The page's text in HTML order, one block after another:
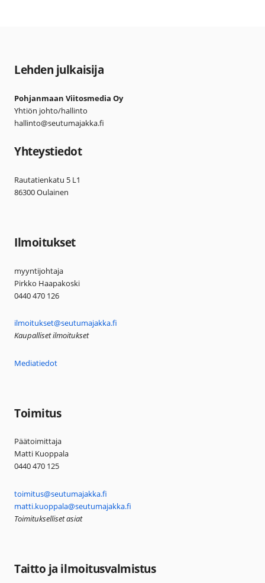
Lehden julkaisija
Pohjanmaan Viitosmedia Oy
Yhtiön johto/hallinto
hallinto@seutumajakka.fi
Yhteystiedot
Rautatienkatu 5 L1
86300 Oulainen
Ilmoitukset
myyntijohtaja
Pirkko Haapakoski
0440 470 126
ilmoitukset@seutumajakka.fi
Kaupalliset ilmoitukset
Mediatiedot
Toimitus
Päätoimittaja
Matti Kuoppala
0440 470 125
toimitus@seutumajakka.fi
matti.kuoppala@seutumajakka.fi
Toimitukselliset asiat
Taitto ja ilmoitusvalmistus